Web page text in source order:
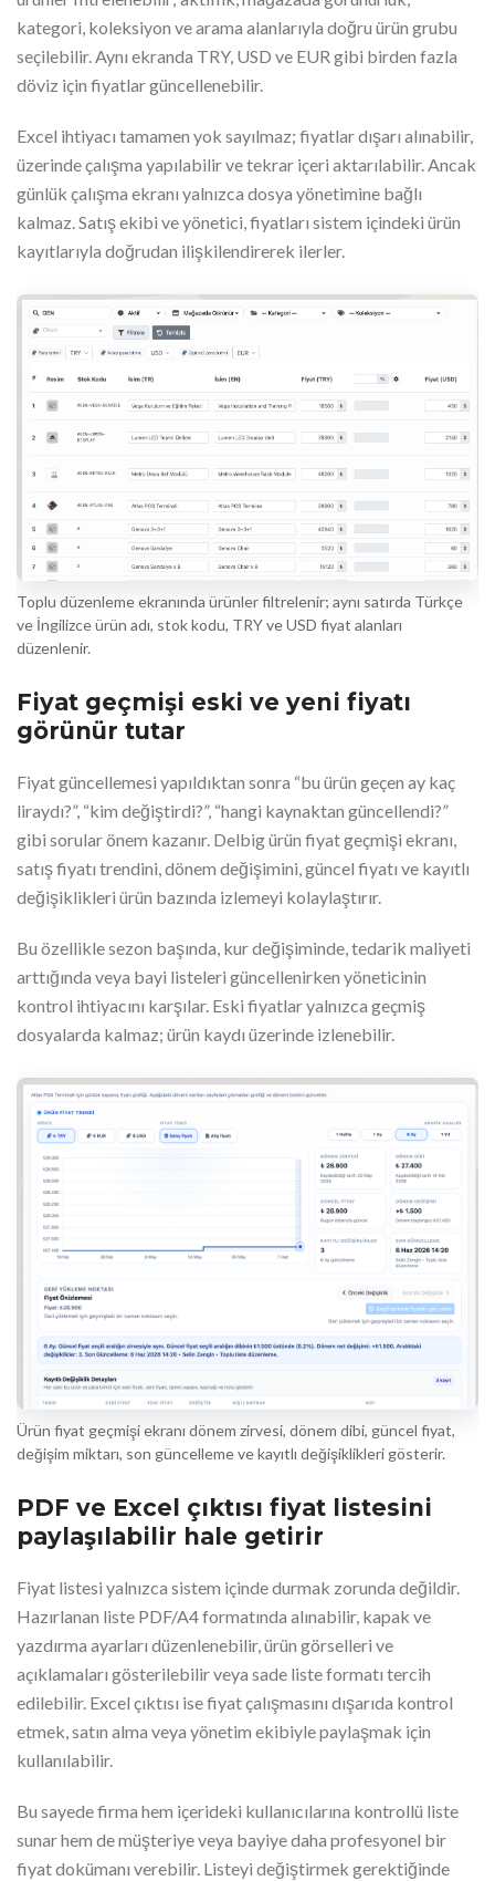
kategori, koleksiyon ve arama alanlarıyla doğru ürün grubu
seçilebilir. Aynı ekranda TRY, USD ve EUR gibi birden fazla
döviz için fiyatlar güncellenebilir.
Excel ihtiyacı tamamen yok sayılmaz; fiyatlar dışarı alınabilir,
üzerinde çalışma yapılabilir ve tekrar içeri aktarılabilir. Ancak
günlük çalışma ekranı yalnızca dosya yönetimine bağlı
kalmaz. Satış ekibi ve yönetici, fiyatları sistem içindeki ürün
kayıtlarıyla doğrudan ilişkilendirerek ilerler.
Toplu düzenleme ekranında ürünler filtrelenir; aynı satırda Türkçe
ve İngilizce ürün adı, stok kodu, TRY ve USD fiyat alanları
düzenlenir.
Fiyat geçmişi eski ve yeni fiyatı
görünür tutar
Fiyat güncellemesi yapıldıktan sonra “bu ürün geçen ay kaç
liraydı?”, “kim değiştirdi?”, “hangi kaynaktan güncellendi?”
gibi sorular önem kazanır. Delbig ürün fiyat geçmişi ekranı,
satış fiyatı trendini, dönem değişimini, güncel fiyatı ve kayıtlı
değişiklikleri ürün bazında izlemeyi kolaylaştırır.
Bu özellikle sezon başında, kur değişiminde, tedarik maliyeti
arttığında veya bayi listeleri güncellenirken yöneticinin
kontrol ihtiyacını karşılar. Eski fiyatlar yalnızca geçmiş
dosyalarda kalmaz; ürün kaydı üzerinde izlenebilir.
Ürün fiyat geçmişi ekranı dönem zirvesi, dönem dibi, güncel fiyat,
değişim miktarı, son güncelleme ve kayıtlı değişiklikleri gösterir.
PDF ve Excel çıktısı fiyat listesini
paylaşılabilir hale getirir
Fiyat listesi yalnızca sistem içinde durmak zorunda değildir.
Hazırlanan liste PDF/A4 formatında alınabilir, kapak ve
yazdırma ayarları düzenlenebilir, ürün görselleri ve
açıklamaları gösterilebilir veya sade liste formatı tercih
edilebilir. Excel çıktısı ise fiyat çalışmasını dışarıda kontrol
etmek, satın alma veya yönetim ekibiyle paylaşmak için
kullanılabilir.
Bu sayede firma hem içerideki kullanıcılarına kontrollü liste
sunar hem de müşteriye veya bayiye daha profesyonel bir
fiyat dokümanı verebilir. Listeyi değiştirmek gerektiğinde